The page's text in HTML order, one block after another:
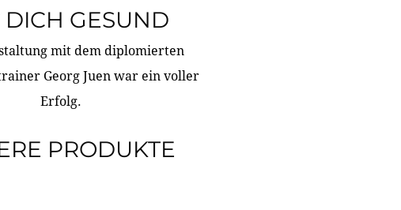
DICH GESUND
mit dem diplomierten
Georg Juen war ein voller
Erfolg.
PRODUKTE